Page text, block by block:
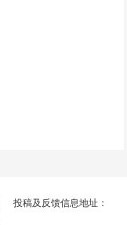
投稿及反馈信息地址：